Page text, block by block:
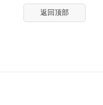
返回顶部